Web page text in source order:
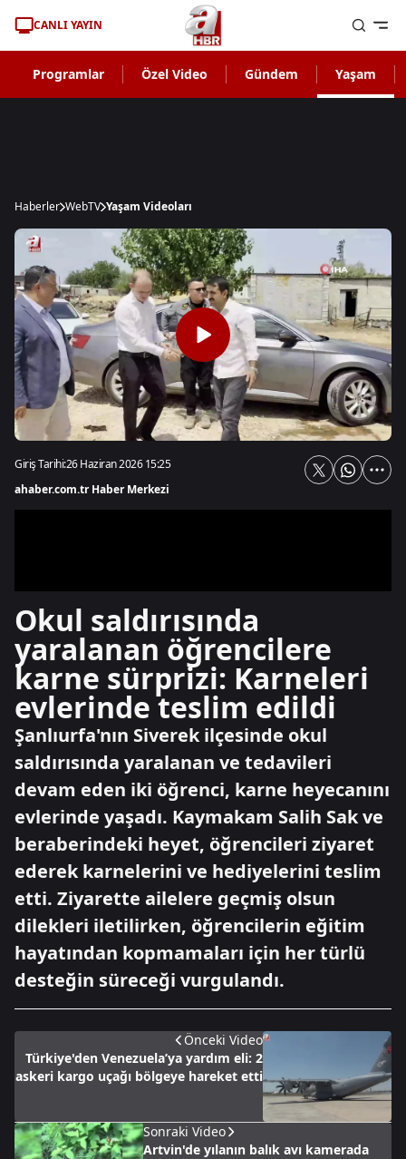
CANLI YAYIN
Programlar Özel Video Gündem Yaşam
Haberler WebTV Yaşam Videoları
Giriş Tarihi:26 Haziran 2026 15:25
ahaber.com.tr Haber Merkezi
Okul saldırısında
yaralanan öğrencilere
karne sürprizi: Karneleri
evlerinde teslim edildi
Şanlıurfa'nın Siverek ilçesinde okul
saldırısında yaralanan ve tedavileri
devam eden iki öğrenci, karne heyecanını
evlerinde yaşadı. Kaymakam Salih Sak ve
beraberindeki heyet, öğrencileri ziyaret
ederek karnelerini ve hediyelerini teslim
etti. Ziyarette ailelere geçmiş olsun
dilekleri iletilirken, öğrencilerin eğitim
hayatından kopmamaları için her türlü
desteğin süreceği vurgulandı.
Önceki Video
Türkiye'den Venezuela’ya yardım eli: 2
askeri kargo uçağı bölgeye hareket etti
Sonraki Video
Artvin'de yılanın balık avı kamerada